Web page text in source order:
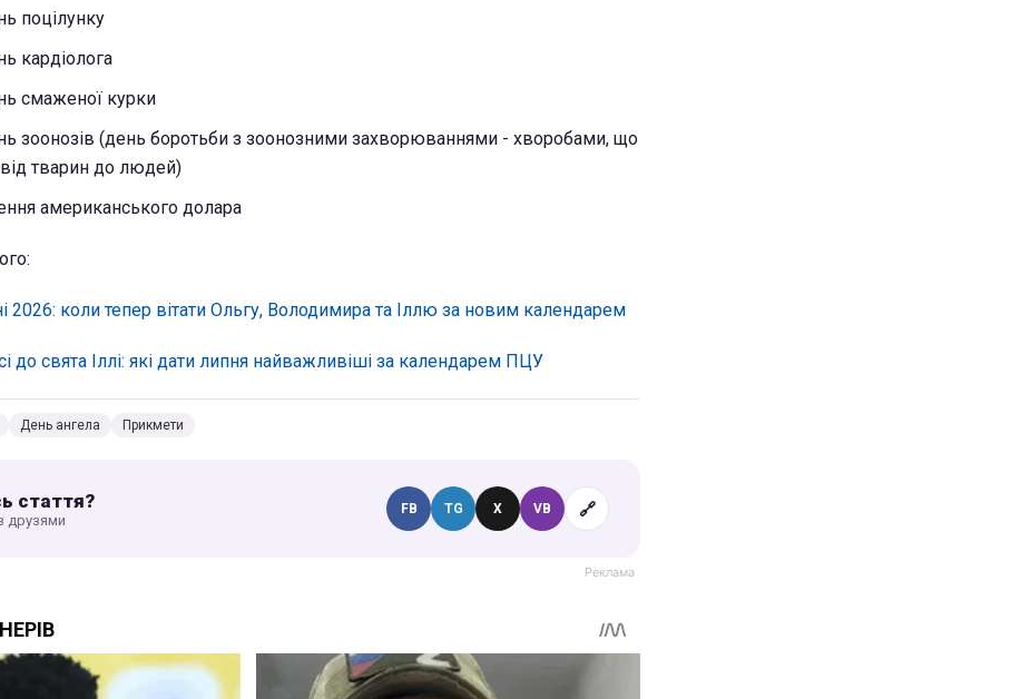
поцілунку
кардіолога
смаженої курки
зоонозів (день боротьби з зоонозними захворюваннями - хворобами, що
тварин до людей)
американського долара
2026: коли тепер вітати Ольгу, Володимира та Іллю за новим календарем
до свята Іллі: які дати липня найважливіші за календарем ПЦУ
День ангела Прикмети
стаття?
друзями
FB TG X VB 🔗